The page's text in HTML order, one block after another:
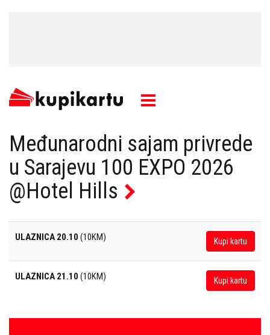
Međunarodni sajam privrede
u Sarajevu 100 EXPO 2026
@Hotel Hills
ULAZNICA 20.10 (10KM) Kupi kartu
ULAZNICA 21.10 (10KM) Kupi kartu